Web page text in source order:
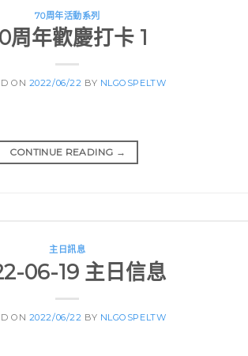
70周年活動系列
周年歡慶打卡 1
ON 2022/06/22 BY NLGOSPELTW
CONTINUE READING →
主日訊息
06-19 主日信息
ON 2022/06/22 BY NLGOSPELTW